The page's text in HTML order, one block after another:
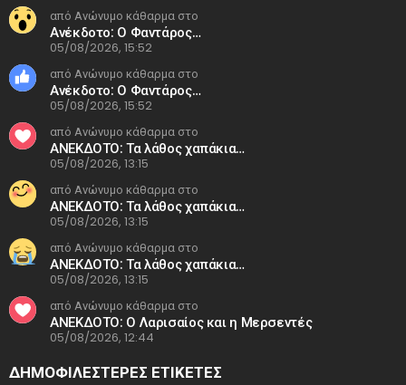
από Ανώνυμο κάθαρμα στο
Ανέκδοτο: Ο Φαντάρος…
05/08/2026, 15:52
από Ανώνυμο κάθαρμα στο
Ανέκδοτο: Ο Φαντάρος…
05/08/2026, 15:52
από Ανώνυμο κάθαρμα στο
ΑΝΕΚΔΟΤΟ: Τα λάθος χαπάκια…
05/08/2026, 13:15
από Ανώνυμο κάθαρμα στο
ΑΝΕΚΔΟΤΟ: Τα λάθος χαπάκια…
05/08/2026, 13:15
από Ανώνυμο κάθαρμα στο
ΑΝΕΚΔΟΤΟ: Τα λάθος χαπάκια…
05/08/2026, 13:15
από Ανώνυμο κάθαρμα στο
ΑΝΕΚΔΟΤΟ: Ο Λαρισαίος και η Μερσεντές
05/08/2026, 12:44
ΔΗΜΟΦΙΛΕΣΤΕΡΕΣ ΕΤΙΚΈΤΕΣ